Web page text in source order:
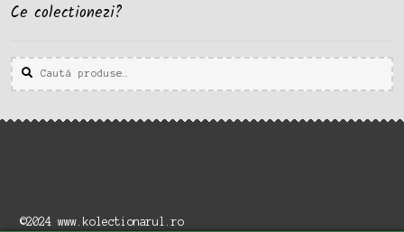
Ce colectionezi?
Caută
după:
Caută
©2024 www.kolectionarul.ro